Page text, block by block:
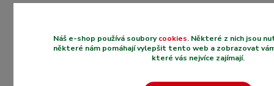
Náš e-shop používá souborycookies. Některé z nich jsou
některé nám pomáhají vylepšit tento web a zobrazovat
které vás nejvíce zajímají.